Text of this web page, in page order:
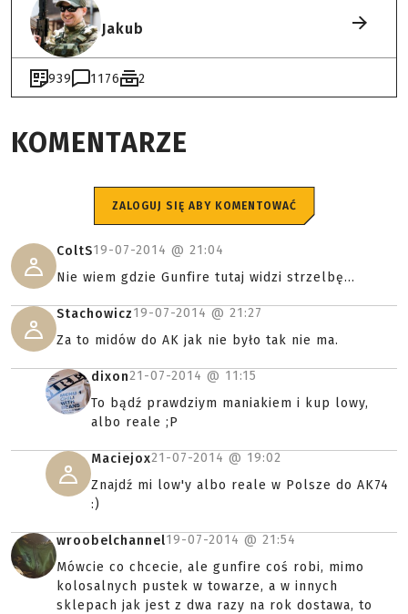
Jakub
939 1176 2
KOMENTARZE
ZALOGUJ SIĘ ABY KOMENTOWAĆ
ColtS19-07-2014 @ 21:04
Nie wiem gdzie Gunfire tutaj widzi strzelbę...
Stachowicz19-07-2014 @ 21:27
Za to midów do AK jak nie było tak nie ma.
dixon21-07-2014 @ 11:15
To bądź prawdziym maniakiem i kup lowy,
albo reale ;P
Maciejox21-07-2014 @ 19:02
Znajdź mi low'y albo reale w Polsze do AK74
:)
wroobelchannel19-07-2014 @ 21:54
Mówcie co chcecie, ale gunfire coś robi, mimo
kolosalnych pustek w towarze, a w innych
sklepach jak jest z dwa razy na rok dostawa, to